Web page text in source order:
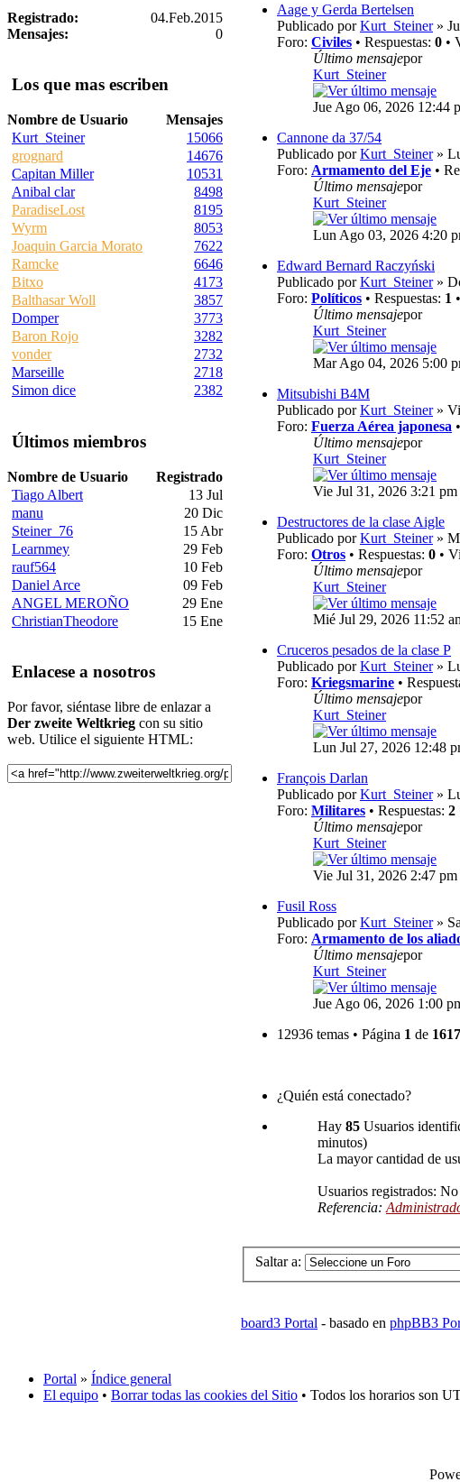
Registrado:
04.Feb.2015
Mensajes:
0
Los que mas escriben
Nombre de Usuario
Mensajes
Kurt_Steiner
15066
grognard
14676
Capitan Miller
10531
Anibal clar
8498
ParadiseLost
8195
Wyrm
8053
Joaquin Garcia Morato
7622
Ramcke
6646
Bitxo
4173
Balthasar Woll
3857
Domper
3773
Baron Rojo
3282
vonder
2732
Marseille
2718
Simon dice
2382
Últimos miembros
Nombre de Usuario
Registrado
Tiago Albert
13 Jul
manu
20 Dic
Steiner_76
15 Abr
Learnmey
29 Feb
rauf564
10 Feb
Daniel Arce
09 Feb
ANGEL MEROÑO
29 Ene
ChristianTheodore
15 Ene
Enlacese a nosotros
Por favor, siéntase libre de enlazar a
Der zweite Weltkrieg con su sitio
web. Utilice el siguiente HTML:
Aage y Gerda Bertelsen
Publicado porKurt_Steiner»
Foro: Civiles • Respuestas: 0 •
Último mensajepor
Kurt_Steiner
Jue Ago 06, 2026 12:44
Cannone da 37/54
Publicado porKurt_Steiner»
Foro: Armamento del Eje •
Último mensajepor
Kurt_Steiner
Lun Ago 03, 2026 4:20
Edward Bernard Raczyński
Publicado porKurt_Steiner»
Foro: Políticos • Respuestas: 1
Último mensajepor
Kurt_Steiner
Mar Ago 04, 2026 5:00
Mitsubishi B4M
Publicado porKurt_Steiner»
Foro: Fuerza Aérea japonesa
Último mensajepor
Kurt_Steiner
Vie Jul 31, 2026 3:21 pm
Destructores de la clase Aigle
Publicado porKurt_Steiner»
Foro: Otros • Respuestas: 0 •
Último mensajepor
Kurt_Steiner
Mié Jul 29, 2026 11:52
Cruceros pesados de la clase P
Publicado porKurt_Steiner»
Foro: Kriegsmarine •
Último mensajepor
Kurt_Steiner
Lun Jul 27, 2026 12:48
François Darlan
Publicado porKurt_Steiner»
Foro: Militares • Respuestas: 2
Último mensajepor
Kurt_Steiner
Vie Jul 31, 2026 2:47 pm
Fusil Ross
Publicado porKurt_Steiner»
Foro: Armamento de los
Último mensajepor
Kurt_Steiner
Jue Ago 06, 2026 1:00
12936 temas • Página 1 de 1617
¿Quién está conectado?
Hay 85 Usuarios
minutos)
La mayor cantidad de
Usuarios registrados:
Referencia:
Saltar a:
board3 Portal - basado en phpBB3
Portal » Índice general
El equipo • Borrar todas las cookies del Sitio • Todos los horarios son